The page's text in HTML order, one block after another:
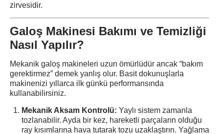
zirvesidir.
Galoş Makinesi Bakımı ve Temizliği
Nasıl Yapılır?
Mekanik galoş makineleri uzun ömürlüdür ancak “bakım
gerektirmez” demek yanlış olur. Basit dokunuşlarla
makinenizi yıllarca ilk günkü performansında
kullanabilirsiniz.
Mekanik Aksam Kontrolü: Yaylı sistem zamanla
tozlanabilir. Ayda bir kez, hareketli parçaların olduğu
ray kısımlarına hava tutarak tozu uzaklaştırın. Yağlama